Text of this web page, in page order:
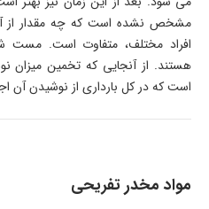
مشخص نشده است که چه مقدار از
افراد مختلف، متفاوت است.
هستند. از آنجایی که تخمین میزان
است که در کل بارداری از نوشیدن آن
مواد مخدر تفریحی